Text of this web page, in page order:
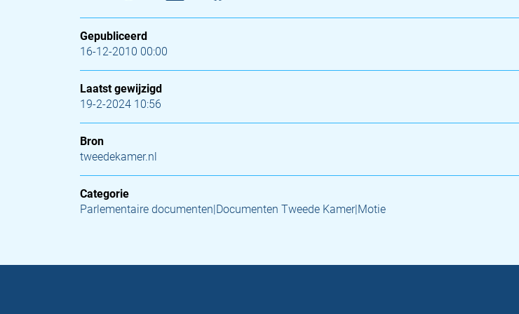
Gepubliceerd
16-12-2010 00:00
Laatst gewijzigd
19-2-2024 10:56
Bron
tweedekamer.nl
Categorie
Parlementaire documenten|Documenten Tweede Kamer|Motie